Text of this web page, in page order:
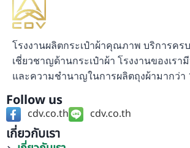
โรงงานผลิตกระเป๋าผ้าคุณภาพ บริการคร
เชี่ยวชาญด้านกระเป๋าผ้า โรงงานของเร
และความชำนาญในการผลิตถุงผ้ามากว่า
Follow us
cdv.co.th cdv.co.th
เกี่ยวกับเรา